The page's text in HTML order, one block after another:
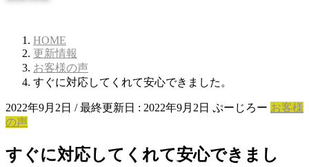
HOME
更新情報
お客様の声
すぐに対応してくれて安心できました。
2022年9月2日 / 最終更新日 : 2022年9月2日 ぷーじろー お客様
の声
すぐに対応してくれて安心できまし